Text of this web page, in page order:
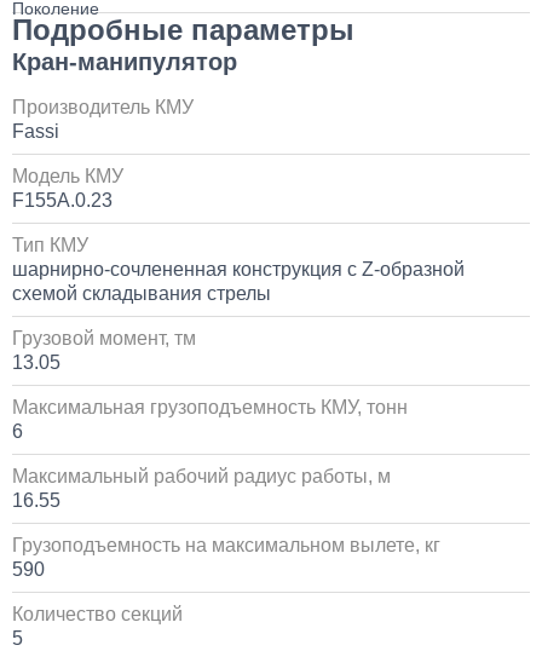
Установка и замена компрессора КАМАЗ
Установка системы контроля положения
самосвального кузова
Установка сдвоенной двухрядной кабины с
от 5 до 10 дней
Установка пневмоподвески на воздушных подушках
на КАМАЗ
Подробные параметры
Кран-манипулятор
Производитель КМУ
Fassi
Модель КМУ
F155A.0.23
Тип КМУ
шарнирно-сочлененная конструкция с Z-образной
схемой складывания стрелы
Грузовой момент, тм
13.05
Максимальная грузоподъемность КМУ, тонн
6
Максимальный рабочий радиус работы, м
16.55
Грузоподъемность на максимальном вылете, кг
590
Количество секций
5